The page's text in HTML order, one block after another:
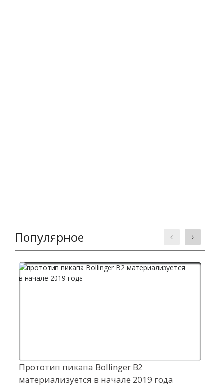
Популярное
Прототип пикапа Bollinger B2
материализуется в начале 2019 года